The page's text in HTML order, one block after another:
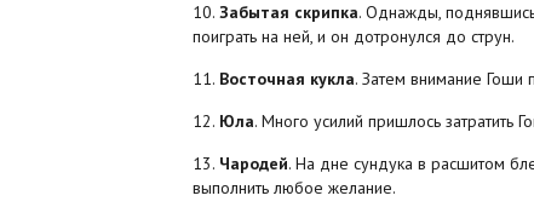
10. Забытая скрипка. Однажды,
поиграть на ней, и он дотронулся до струн.
11. Восточная кукла. Затем внимание Гоши
12. Юла. Много усилий пришлось затратить
13. Чародей. На дне сундука в расшитом
выполнить любое желание.